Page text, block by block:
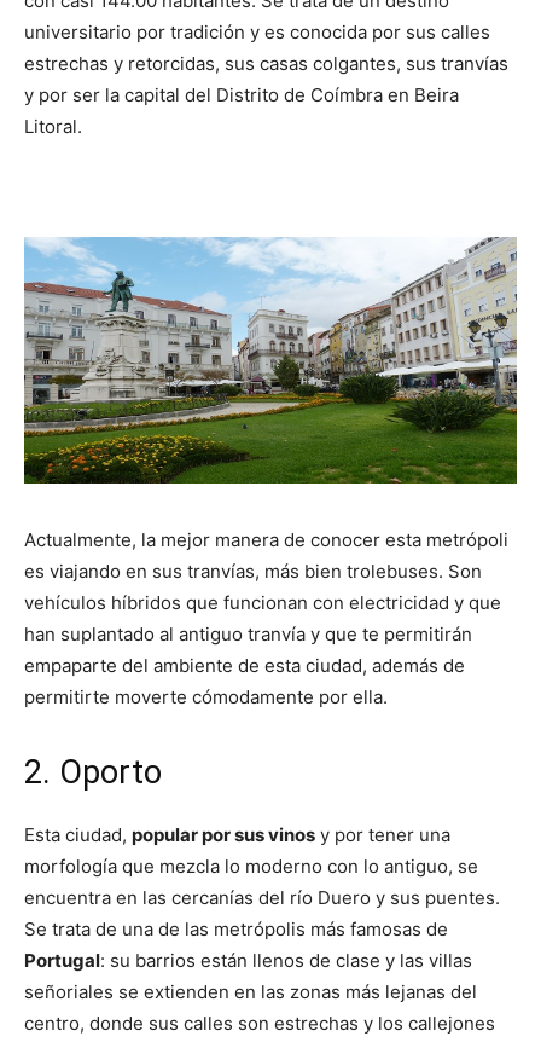
universitario por tradición y es conocida por sus calles
estrechas y retorcidas, sus casas colgantes, sus tranvías
y por ser la capital del Distrito de Coímbra en Beira
Litoral.
Actualmente, la mejor manera de conocer esta metrópoli
es viajando en sus tranvías, más bien trolebuses. Son
vehículos híbridos que funcionan con electricidad y que
han suplantado al antiguo tranvía y que te permitirán
empaparte del ambiente de esta ciudad, además de
permitirte moverte cómodamente por ella.
2. Oporto
Esta ciudad, popular por sus vinos y por tener una
morfología que mezcla lo moderno con lo antiguo, se
encuentra en las cercanías del río Duero y sus puentes.
Se trata de una de las metrópolis más famosas de
Portugal: su barrios están llenos de clase y las villas
señoriales se extienden en las zonas más lejanas del
centro, donde sus calles son estrechas y los callejones